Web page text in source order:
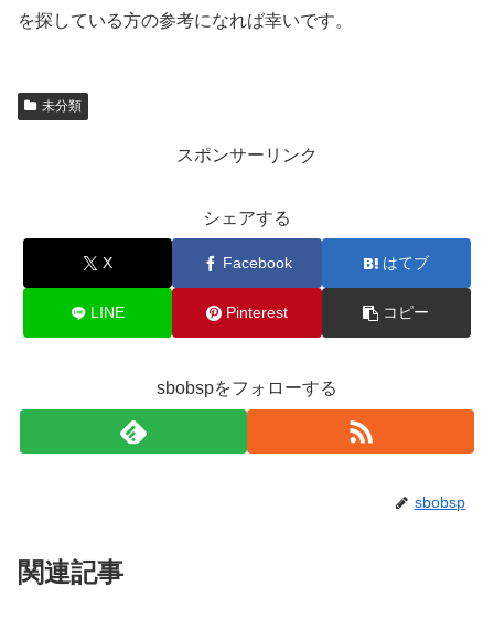
を探している方の参考になれば幸いです。
未分類
スポンサーリンク
シェアする
X Facebook はてブ
LINE Pinterest コピー
sbobspをフォローする
sbobsp
関連記事